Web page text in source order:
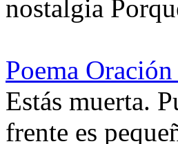
nostalgia
Poema
Estás muerta.
frente es